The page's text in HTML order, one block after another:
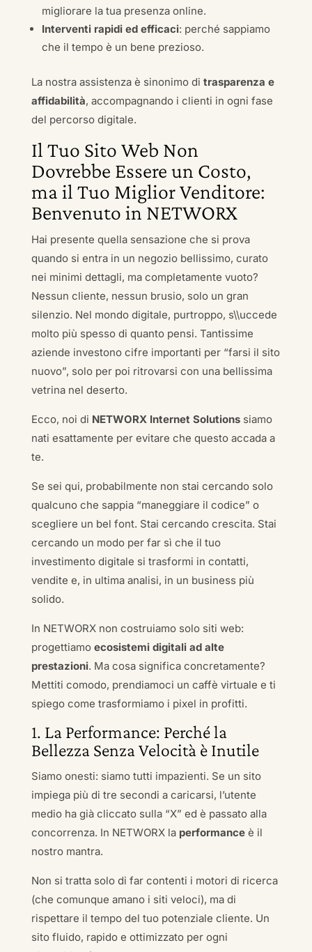
migliorare la tua presenza online.
Interventi rapidi ed efficaci: perché sappiamo
che il tempo è un bene prezioso.
La nostra assistenza è sinonimo di trasparenza e
affidabilità, accompagnando i clienti in ogni fase
del percorso digitale.
Il Tuo Sito Web Non
Dovrebbe Essere un Costo,
ma il Tuo Miglior Venditore:
Benvenuto in NETWORX
Hai presente quella sensazione che si prova
quando si entra in un negozio bellissimo, curato
nei minimi dettagli, ma completamente vuoto?
Nessun cliente, nessun brusio, solo un gran
silenzio. Nel mondo digitale, purtroppo, s\\uccede
molto più spesso di quanto pensi. Tantissime
aziende investono cifre importanti per “farsi il sito
nuovo”, solo per poi ritrovarsi con una bellissima
vetrina nel deserto.
Ecco, noi di NETWORX Internet Solutionssiamo
nati esattamente per evitare che questo accada a
te.
Se sei qui, probabilmente non stai cercando solo
qualcuno che sappia “maneggiare il codice” o
scegliere un bel font. Stai cercando crescita. Stai
cercando un modo per far sì che il tuo
investimento digitale si trasformi in contatti,
vendite e, in ultima analisi, in un business più
solido.
In NETWORX non costruiamo solo siti web:
progettiamo ecosistemi digitali ad alte
prestazioni. Ma cosa significa concretamente?
Mettiti comodo, prendiamoci un caffè virtuale e ti
spiego come trasformiamo i pixel in profitti.
1. La Performance: Perché la
Bellezza Senza Velocità è Inutile
Siamo onesti: siamo tutti impazienti. Se un sito
impiega più di tre secondi a caricarsi, l’utente
medio ha già cliccato sulla “X” ed è passato alla
concorrenza. In NETWORX la performanceè il
nostro mantra.
Non si tratta solo di far contenti i motori di ricerca
(che comunque amano i siti veloci), ma di
rispettare il tempo del tuo potenziale cliente. Un
sito fluido, rapido e ottimizzato per ogni